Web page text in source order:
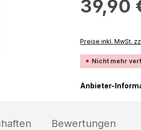
39,90
Preise inkl. MwSt.
Nicht mehr
Anbieter-
Bewertungen